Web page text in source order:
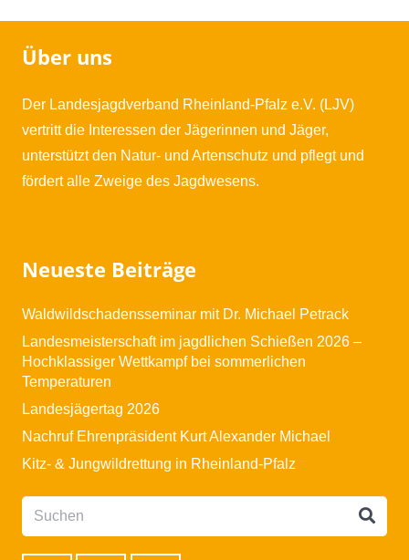
Über uns
Der Landesjagdverband Rheinland-Pfalz e.V. (LJV)
vertritt die Interessen der Jägerinnen und Jäger,
unterstützt den Natur- und Artenschutz und pflegt und
fördert alle Zweige des Jagdwesens.
Neueste Beiträge
Waldwildschadensseminar mit Dr. Michael Petrack
Landesmeisterschaft im jagdlichen Schießen 2026 –
Hochklassiger Wettkampf bei sommerlichen
Temperaturen
Landesjägertag 2026
Nachruf Ehrenpräsident Kurt Alexander Michael
Kitz- & Jungwildrettung in Rheinland-Pfalz